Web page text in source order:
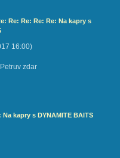
Re: Re: Re: Re: Na kapry s
16:00)
zdar
kapry s DYNAMITE BAITS